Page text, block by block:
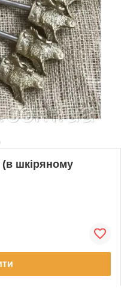
шкіряному